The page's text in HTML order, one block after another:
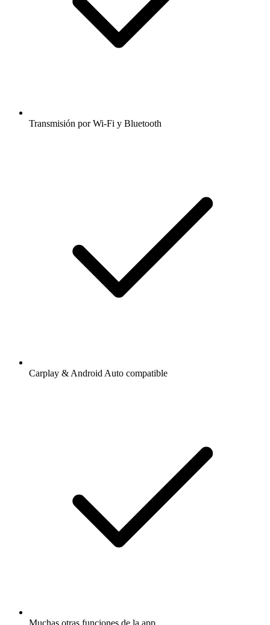
Transmisión por Wi-Fi y Bluetooth
Carplay & Android Auto compatible